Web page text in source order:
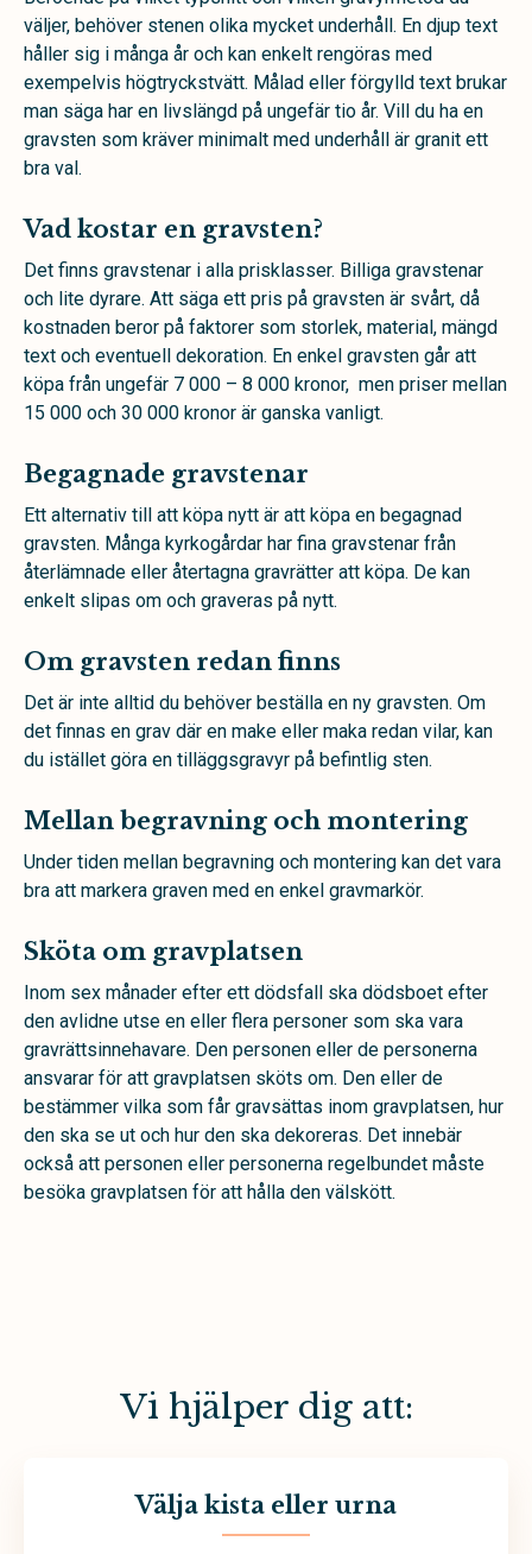
väljer, behöver stenen olika mycket underhåll. En djup text
håller sig i många år och kan enkelt rengöras med
exempelvis högtryckstvätt. Målad eller förgylld text brukar
man säga har en livslängd på ungefär tio år. Vill du ha en
gravsten som kräver minimalt med underhåll är granit ett
bra val.
Vad kostar en gravsten?
Det finns gravstenar i alla prisklasser. Billiga gravstenar
och lite dyrare. Att säga ett pris på gravsten är svårt, då
kostnaden beror på faktorer som storlek, material, mängd
text och eventuell dekoration. En enkel gravsten går att
köpa från ungefär 7 000 – 8 000 kronor, men priser mellan
15 000 och 30 000 kronor är ganska vanligt.
Begagnade gravstenar
Ett alternativ till att köpa nytt är att köpa en begagnad
gravsten. Många kyrkogårdar har fina gravstenar från
återlämnade eller återtagna gravrätter att köpa. De kan
enkelt slipas om och graveras på nytt.
Om gravsten redan finns
Det är inte alltid du behöver beställa en ny gravsten. Om
det finnas en grav där en make eller maka redan vilar, kan
du istället göra en tilläggsgravyr på befintlig sten.
Mellan begravning och montering
Under tiden mellan begravning och montering kan det vara
bra att markera graven med en enkel gravmarkör.
Sköta om gravplatsen
Inom sex månader efter ett dödsfall ska dödsboet efter
den avlidne utse en eller flera personer som ska vara
gravrättsinnehavare. Den personen eller de personerna
ansvarar för att gravplatsen sköts om. Den eller de
bestämmer vilka som får gravsättas inom gravplatsen, hur
den ska se ut och hur den ska dekoreras. Det innebär
också att personen eller personerna regelbundet måste
besöka gravplatsen för att hålla den välskött.
Vi hjälper dig att:
Välja kista eller urna